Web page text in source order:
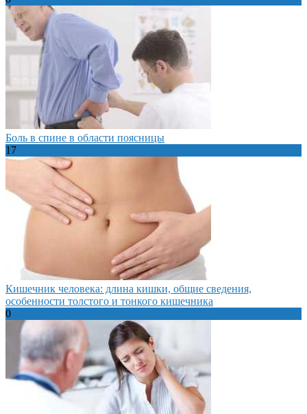
Боль в спине в области поясницы
17
Кишечник человека: длина кишки, общие сведения,
особенности толстого и тонкого кишечника
0